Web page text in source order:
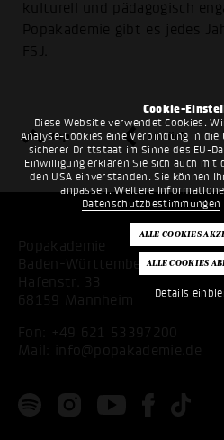
Cookie-
Diese Website verwendet Cookies.
Analyse-Cookies eine Verbindung in die
sicherer Drittstaat im Sinne des EU-
Einwilligung erklären Sie sich auch mit
den USA einverstanden. Sie können
anpassen. Weitere
Datenschutzbestimmungen
Details
kulturell und pädagogisch
Popakademie gibt es jedes
FSJ.
top zurück
Popakademie
Baden-Württemberg
Hafenstr. 33
68159 Mannheim
Fon:
+49 621 53397200
Mail:
info@popakademie.de